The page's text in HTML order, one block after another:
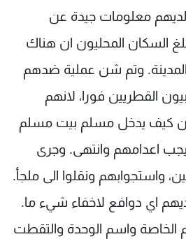
لديهم معلومات جيدة عن
السكان المحليون ان هناك
وتم شن عملية ضدهم
القطريين فورا، لانهم
كيف يدخل مسلم بيت مسلم
يجب اعدامهم وانتهى. وجرى
واستجوابهم ونقلوا الى ملجأ.
اي دوافع لاخفاء شيء ما.
الخاصة واسم الوحدة والتقطت